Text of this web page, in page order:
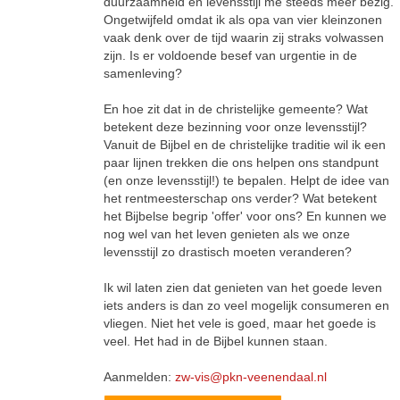
Ongetwijfeld omdat ik als opa van vier kleinzonen
vaak denk over de tijd waarin zij straks volwassen
zijn. Is er voldoende besef van urgentie in de
samenleving?
En hoe zit dat in de christelijke gemeente? Wat
betekent deze bezinning voor onze levensstijl?
Vanuit de Bijbel en de christelijke traditie wil ik een
paar lijnen trekken die ons helpen ons standpunt
(en onze levensstijl!) te bepalen. Helpt de idee van
het rentmeesterschap ons verder? Wat betekent
het Bijbelse begrip 'offer' voor ons? En kunnen we
nog wel van het leven genieten als we onze
levensstijl zo drastisch moeten veranderen?
Ik wil laten zien dat genieten van het goede leven
iets anders is dan zo veel mogelijk consumeren en
vliegen. Niet het vele is goed, maar het goede is
veel. Het had in de Bijbel kunnen staan.
Aanmelden: zw-vis@pkn-veenendaal.nl